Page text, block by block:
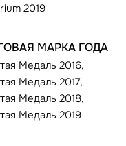
2019
МАРКА ГОДА
Медаль 2016,
Медаль 2017,
Медаль 2018,
Медаль 2019